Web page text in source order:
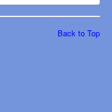
Back to Top